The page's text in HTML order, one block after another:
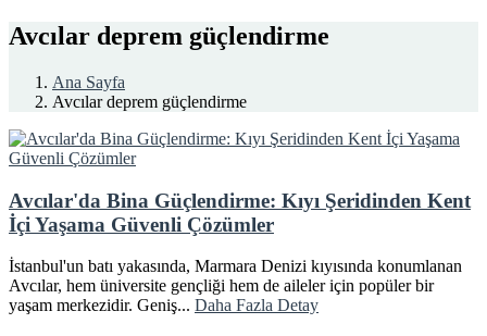
Avcılar deprem güçlendirme
Ana Sayfa
Avcılar deprem güçlendirme
Avcılar'da Bina Güçlendirme: Kıyı Şeridinden Kent
İçi Yaşama Güvenli Çözümler
İstanbul'un batı yakasında, Marmara Denizi kıyısında konumlanan
Avcılar, hem üniversite gençliği hem de aileler için popüler bir
yaşam merkezidir. Geniş... Daha Fazla Detay